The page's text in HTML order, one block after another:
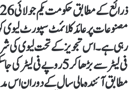
مصنوعات پر عائد کلائمٹ سپورٹ لیوی
فی لیٹر سے بڑھا کر 5 روپے